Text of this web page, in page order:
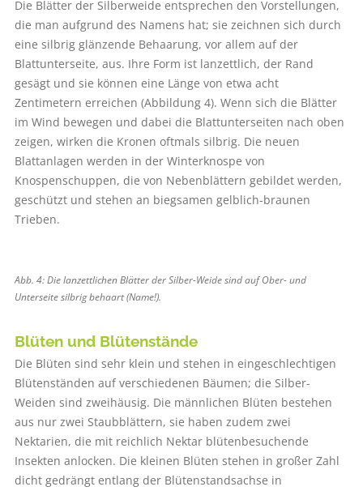
Die Blätter der Silberweide entsprechen den Vorstellungen,
die man aufgrund des Namens hat; sie zeichnen sich durch
eine silbrig glänzende Behaarung, vor allem auf der
Blattunterseite, aus. Ihre Form ist lanzettlich, der Rand
gesägt und sie können eine Länge von etwa acht
Zentimetern erreichen (Abbildung 4). Wenn sich die Blätter
im Wind bewegen und dabei die Blattunterseiten nach oben
zeigen, wirken die Kronen oftmals silbrig. Die neuen
Blattanlagen werden in der Winterknospe von
Knospenschuppen, die von Nebenblättern gebildet werden,
geschützt und stehen an biegsamen gelblich-braunen
Trieben.
Abb. 4: Die lanzettlichen Blätter der Silber-Weide sind auf Ober- und
Unterseite silbrig ­behaart (Name!).
Blüten und Blütenstände
Die Blüten sind sehr klein und stehen in eingeschlechtigen
Blütenständen auf verschiedenen Bäumen; die Silber-
Weiden sind zweihäusig. Die männlichen Blüten bestehen
aus nur zwei Staubblättern, sie haben zudem zwei
Nektarien, die mit reichlich Nektar blütenbesuchende
Insekten anlocken. Die kleinen Blüten stehen in großer Zahl
dicht gedrängt entlang der Blütenstandsachse in